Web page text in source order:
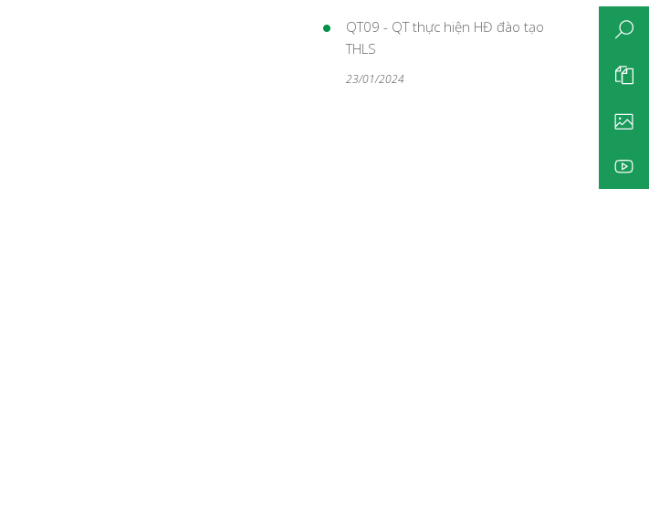
QT09 - QT thực hiện HĐ đào tạo
THLS
23/01/2024